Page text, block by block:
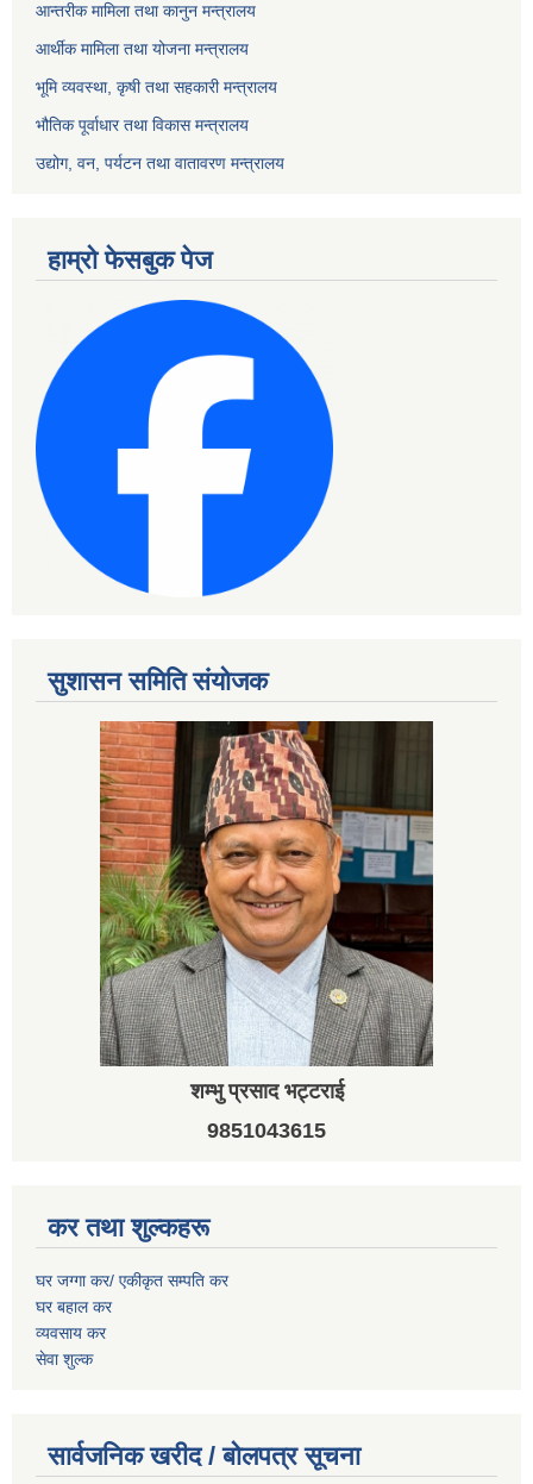
आन्तरीक मामिला तथा कानुन मन्त्रालय
आर्थीक मामिला तथा योजना मन्त्रालय
भूमि व्यवस्था, कृषी तथा सहकारी मन्त्रालय
भौतिक पूर्वाधार तथा विकास मन्त्रालय
उद्योग, वन, पर्यटन तथा वातावरण मन्त्रालय
हाम्रो फेसबुक पेज
सुशासन समिति संयोजक
शम्भु प्रसाद भट्टराई
9851043615
कर तथा शुल्कहरू
घर जग्गा कर/ एकीकृत सम्पति कर
घर बहाल कर
व्यवसाय कर
सेवा शुल्क
सार्वजनिक खरीद / बोलपत्र सूचना